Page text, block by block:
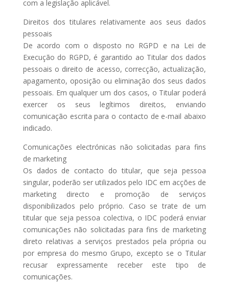
com a legislação aplicável.
Direitos dos titulares relativamente aos seus dados
pessoais
De acordo com o disposto no RGPD e na Lei de
Execução do RGPD, é garantido ao Titular dos dados
pessoais o direito de acesso, correcção, actualização,
apagamento, oposição ou eliminação dos seus dados
pessoais. Em qualquer um dos casos, o Titular poderá
exercer os seus legítimos direitos, enviando
comunicação escrita para o contacto de e-mail abaixo
indicado.
Comunicações electrónicas não solicitadas para fins
de marketing
Os dados de contacto do titular, que seja pessoa
singular, poderão ser utilizados pelo IDC em acções de
marketing directo e promoção de serviços
disponibilizados pelo próprio. Caso se trate de um
titular que seja pessoa colectiva, o IDC poderá enviar
comunicações não solicitadas para fins de marketing
direto relativas a serviços prestados pela própria ou
por empresa do mesmo Grupo, excepto se o Titular
recusar expressamente receber este tipo de
comunicações.